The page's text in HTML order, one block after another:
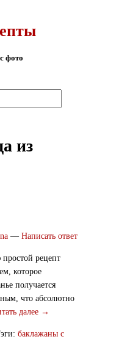
фото
из
— Написать ответ
рецепт
которое
получается
что абсолютно
далее →
баклажаны с